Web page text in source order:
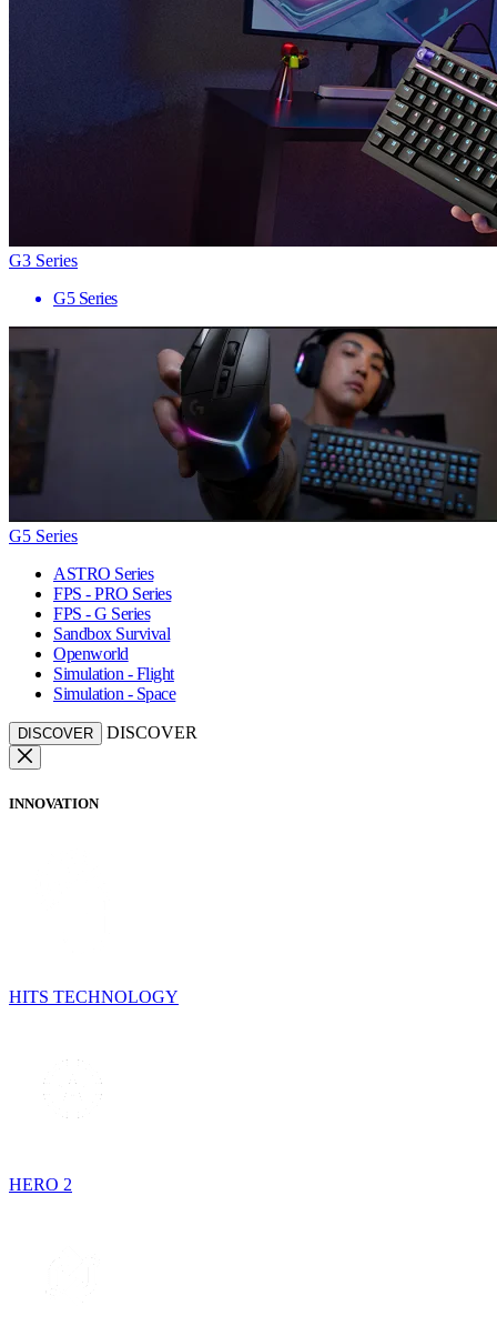
G3 Series
G5 Series
G5 Series
ASTRO Series
FPS - PRO Series
FPS - G Series
Sandbox Survival
Openworld
Simulation - Flight
Simulation - Space
DISCOVER DISCOVER
INNOVATION
HITS TECHNOLOGY
HERO 2